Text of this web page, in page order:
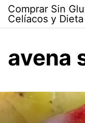
Skip
content
Comprar Sin
Celíacos y
avena